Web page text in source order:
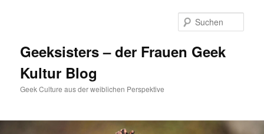
Geeksisters – der Frauen Geek
Kultur Blog
Geek Culture aus der weiblichen Perspektive